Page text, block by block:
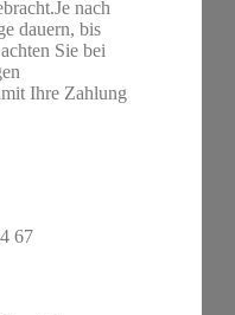
nach
dauern, bis
Sie bei
Ihre Zahlung
67